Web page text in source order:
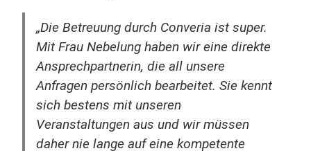
„Die Betreuung durch Converia ist super.
Mit Frau Nebelung haben wir eine direkte
Ansprechpartnerin, die all unsere
Anfragen persönlich bearbeitet. Sie kennt
sich bestens mit unseren
Veranstaltungen aus und wir müssen
daher nie lange auf eine kompetente